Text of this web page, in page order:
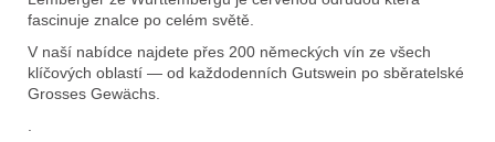
fascinuje znalce po celém světě.
V naší nabídce najdete přes 200 německých vín ze všech
klíčových oblastí — od každodenních Gutswein po sběratelské
Grosses Gewächs.
e
n
a